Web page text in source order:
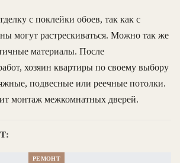
с поклейки обоев, так как с
могут растрескиваться. Можно так же
материалы. После
хозяин квартиры по своему выбору
подвесные или реечные потолки.
монтаж межкомнатных дверей.
РЕМОНТ